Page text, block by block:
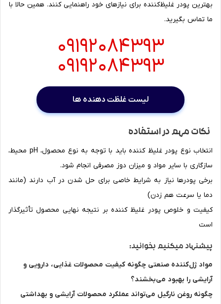
بهترین پودر غلیظ‌کننده برای نیازهای خود راهنمایی کنند. همین حالا با
ما تماس بگیرید.
09192084393
09192084393
لیست غلظت دهنده ها
نکات مهم در استفاده
انتخاب نوع پودر غلیظ کننده باید با توجه به نوع محصول، pH محیط،
سازگاری با سایر مواد و میزان دوز مصرفی انجام شود.
برخی پودرها نیاز به شرایط خاصی برای حل شدن در آب دارند (مانند
دما یا سرعت هم زدن)
کیفیت و خلوص پودر غلیظ کننده بر نتیجه نهایی محصول تأثیرگذار
است
پیشنهاد میکنیم بخوانید:
مواد ژل‌کننده صنعتی چگونه کیفیت محصولات غذایی، دارویی و
آرایشی را بهبود می‌بخشند؟
چگونه روغن نارگیل می‌تواند عملکرد محصولات آرایشی و بهداشتی